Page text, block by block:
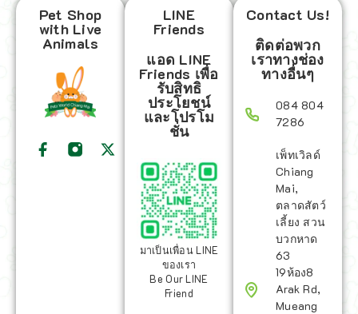
Pet Shop
with Live
Animals
LINE
Friends
แอด LINE
Friends เพื่อ
รับสิทธิ
ประโยชน์
และโปรโม
ชั่น
มาเป็นเพื่อน LINE
ของเรา
Be Our LINE
Friend
Contact Us!
ติดต่อพวก
เราทางช่อง
ทางอื่นๆ
084 804
7286
เพ็ทเวิลด์
Chiang
Mai,
ตลาดสัตว์
เลี้ยง สวน
บวกหาด
63
19ห้อง8
Arak Rd,
Mueang